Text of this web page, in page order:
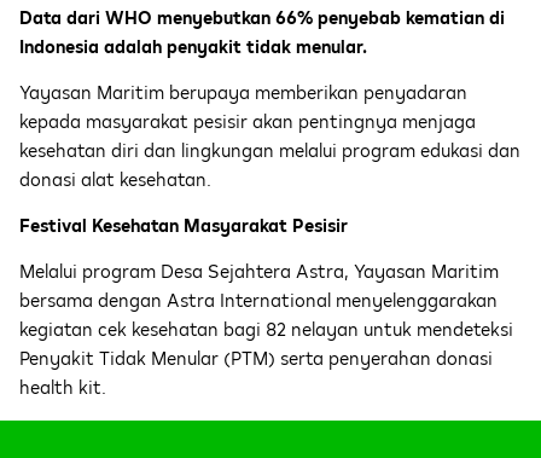
Data dari WHO menyebutkan 66% penyebab kematian di
Indonesia adalah penyakit tidak menular.
Yayasan Maritim berupaya memberikan penyadaran
kepada masyarakat pesisir akan pentingnya menjaga
kesehatan diri dan lingkungan melalui program edukasi dan
donasi alat kesehatan.
Festival Kesehatan Masyarakat Pesisir
Melalui program Desa Sejahtera Astra, Yayasan Maritim
bersama dengan Astra International menyelenggarakan
kegiatan cek kesehatan bagi 82 nelayan untuk mendeteksi
Penyakit Tidak Menular (PTM) serta penyerahan donasi
health kit.